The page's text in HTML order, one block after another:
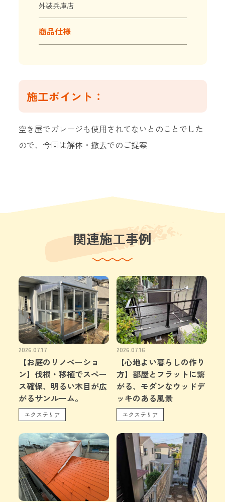
外装兵庫店
商品仕様
施工ポイント：
空き屋でガレージも使用されてないとのことでした
ので、今回は解体・撤去でのご提案
関連施工事例
2026.07.17
【お庭のリノベーショ
ン】伐根・移植でスペー
ス確保、明るい木目が広
がるサンルーム。
エクステリア
2026.07.16
【心地よい暮らしの作り
方】部屋とフラットに繋
がる、モダンなウッドデ
ッキのある風景
エクステリア